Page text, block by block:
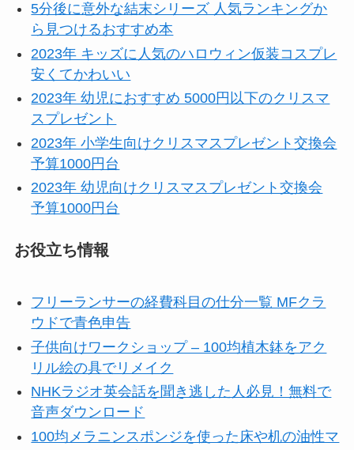
5分後に意外な結末シリーズ 人気ランキングか
ら見つけるおすすめ本
2023年 キッズに人気のハロウィン仮装コスプレ
安くてかわいい
2023年 幼児におすすめ 5000円以下のクリスマ
スプレゼント
2023年 小学生向けクリスマスプレゼント交換会
予算1000円台
2023年 幼児向けクリスマスプレゼント交換会
予算1000円台
お役立ち情報
フリーランサーの経費科目の仕分一覧 MFクラ
ウドで青色申告
子供向けワークショップ – 100均植木鉢をアク
リル絵の具でリメイク
NHKラジオ英会話を聞き逃した人必見！無料で
音声ダウンロード
100均メラニンスポンジを使った床や机の油性マ